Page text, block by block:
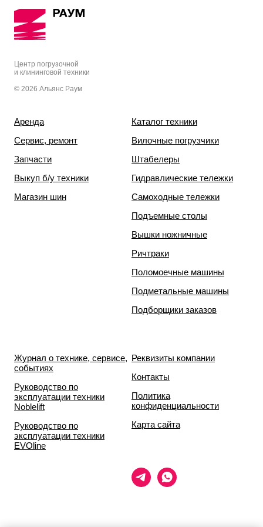
Центр погрузочной
и клининговой техники
© 2026 Альянс Раум
Аренда
Сервис, ремонт
Запчасти
Выкуп б/у техники
Магазин шин
Каталог техники
Вилочные погрузчики
Штабелеры
Гидравлические тележки
Самоходные тележки
Подъемные столы
Вышки ножничные
Ричтраки
Поломоечные машины
Подметальные машины
Подборщики заказов
Журнал о технике, сервисе,
событиях
Руководство по
эксплуатации техники
Noblelift
Руководство по
эксплуатации техники
EVOline
Реквизиты компании
Контакты
Политика
конфиденциальности
Карта сайта